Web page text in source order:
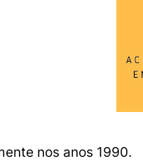
nos anos 1990.